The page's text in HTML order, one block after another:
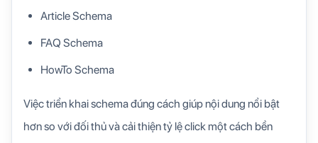
Article Schema
FAQ Schema
HowTo Schema
Việc triển khai schema đúng cách giúp nội dung nổi bật
hơn so với đối thủ và cải thiện tỷ lệ click một cách bền